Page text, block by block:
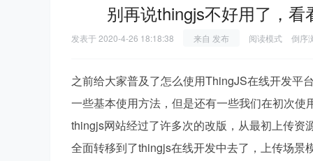
› ›
别再说thingjs不好用了，
发表于2020-4-26 18:18:38 来自 发布 阅读模式 倒序
之前给大家普及了怎么使用ThingJS在线开发平
一些基本使用方法，但是还有一些我们在初次
thingjs网站经过了许多次的改版，从最初上传
全面转移到了thingjs在线开发中去了，上传场